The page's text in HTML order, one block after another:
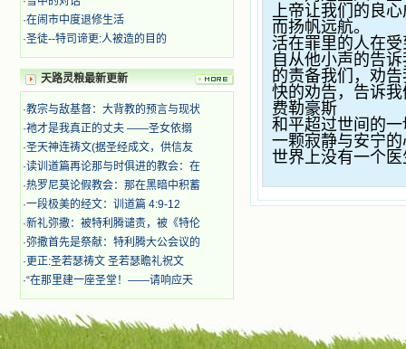
我可能到死还不认识他们呢！ 我
的心灵从主给我的这些圣人的言行中
选取了最美的色彩；当他们的一生在
奋啊！当我读到他们为主而受人逼
迫、凌辱，为将福音广传而被人追杀
时，我为他们的在天之灵祈祷，我哭
着，为自已的同胞带给他们的苦难而
哀号。我一遍遍地重读那一行行被我
的斑斑泪痕弄得模糊不清的字句，那
些被主的爱火所燃烧而离开家乡来到
中国的传教士，我多么爱你们啊！我
心中流淌着多少感激的泪水。 他
们受苦却觉得喜乐，因为他们爱主，
他们感到能为主受一点苦是多么喜乐
的事。他们受苦时仍在唱着感谢的
歌，因他们无法不称颂主，因主使他
烧起一股无法扑灭的火焰，他们那强
有力的言行激励我向前。 我一面
·在闹市中度退修生活
·圣徒--特司谛更:人被造的目的
天路灵粮最新更新
·教宗与敌基督：大背教的预言与现状
·祂才是我真正的丈夫 ——圣女依搦
·圣天神连祷文(据圣经成文，供信友
·读训道篇再论那与时俱进的教会：在
·热罗尼莫论假教会：那在黑暗中积蓄
·一段极美的经文：训道篇 4:9-12
·新礼弥撒：被特利腾谴责，被《特伦
·弥撒首先是祭献：特利腾大公会议的
·更正:圣若瑟祷文 圣若瑟瞻礼祝文
·“在那里建一座圣堂！——请响应天
上帝让我们的良
而扬帆远航。
活在罪里的人在
自从他小声的告
的责备我们，劝
快的劝告，告诉
费勒豪斯
和平超过世间的
一颗寂静与安宁的
世界上没有一个